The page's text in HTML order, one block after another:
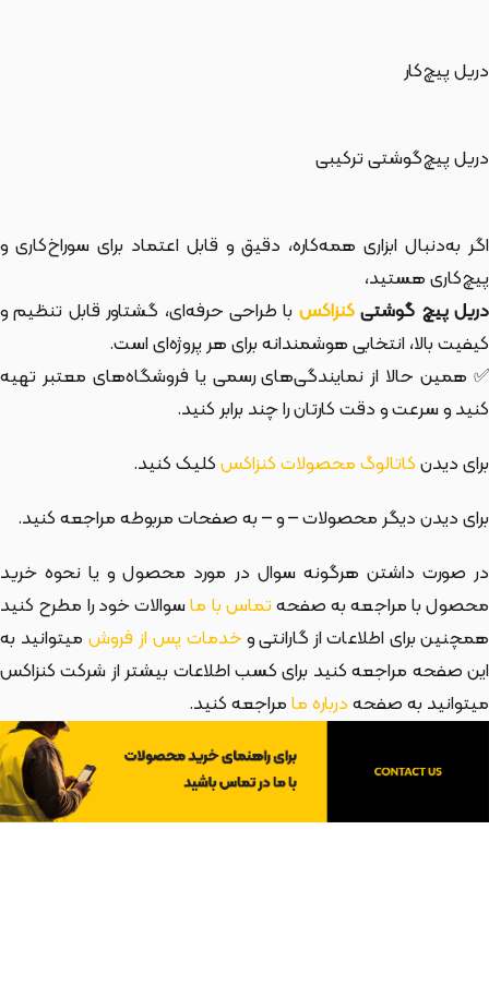
دریل پیچ‌کار
دریل پیچ‌گوشتی ترکیبی
اگر به‌دنبال ابزاری همه‌کاره، دقیق و قابل اعتماد برای سوراخ‌کاری و
پیچ‌کاری هستید،
دریل پیچ گوشتیکنزاکس با طراحی حرفه‌ای، گشتاور قابل تنظیم و
کیفیت بالا، انتخابی هوشمندانه برای هر پروژه‌ای است.
✅ همین حالا از نمایندگی‌های رسمی یا فروشگاه‌های معتبر تهیه
کنید و سرعت و دقت کارتان را چند برابر کنید.
برای دیدنکاتالوگ محصولات کنزاکسکلیک کنید.
برای دیدن دیگر محصولات– و– به صفحات مربوطه مراجعه کنید.
در صورت داشتن هرگونه سوال در مورد محصول و یا نحوه خرید
محصول با مراجعه به صفحهتماس با ماسوالات خود را مطرح کنید
همچنین برای اطلاعات از گارانتی وخدمات پس از فروش میتوانید به
این صفحه مراجعه کنید برای کسب اطلاعات بیشتر از شرکت کنزاکس
میتوانید به صفحهدرباره مامراجعه کنید.